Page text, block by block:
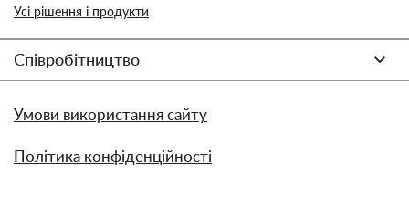
Усі рішення і продукти
Співробітництво
Умови використання сайту
Політика конфіденційності